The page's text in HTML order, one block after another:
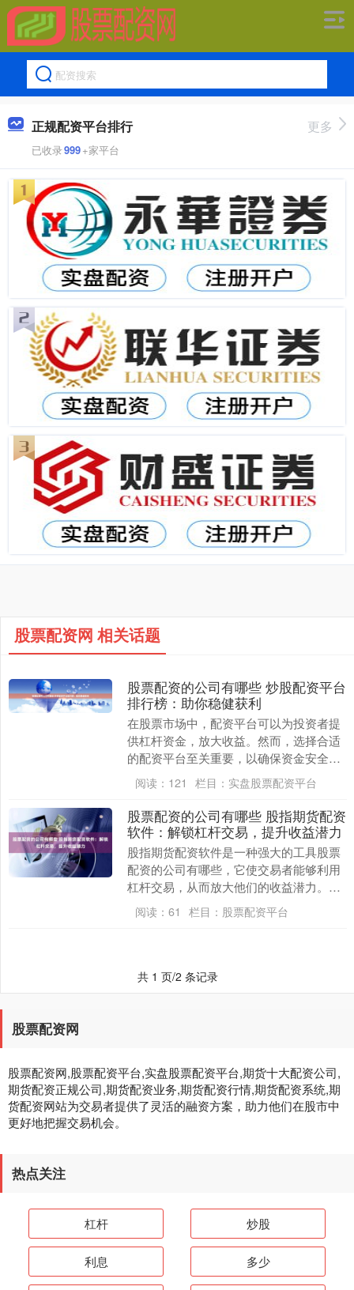
正规配资平台排行
已收录999+家平台
更多
股票配资网 相关话题
股票配资的公司有哪些 炒股配资平台
排行榜：助你稳健获利
在股票市场中，配资平台可以为投资者提
供杠杆资金，放大收益。然而，选择合适
的配资平台至关重要，以确保资金安全和
交易顺利。 股市是一个交易股票的市场。
股票代表公司所....
阅读： 121 栏目： 实盘股票配资平台
股票配资的公司有哪些 股指期货配资
软件：解锁杠杆交易，提升收益潜力
股指期货配资软件是一种强大的工具股票
配资的公司有哪些，它使交易者能够利用
杠杆交易，从而放大他们的收益潜力。通
过使用配资软件，交易者可以借入资金来
增加其交易规模，....
阅读： 61 栏目： 股票配资平台
共 1 页/2 条记录
股票配资网
股票配资网,股票配资平台,实盘股票配资平台,期货十大配资公司,
期货配资正规公司,期货配资业务,期货配资行情,期货配资系统,期
货配资网站为交易者提供了灵活的融资方案，助力他们在股市中
更好地把握交易机会。
热点关注
杠杆 炒股
利息 多少